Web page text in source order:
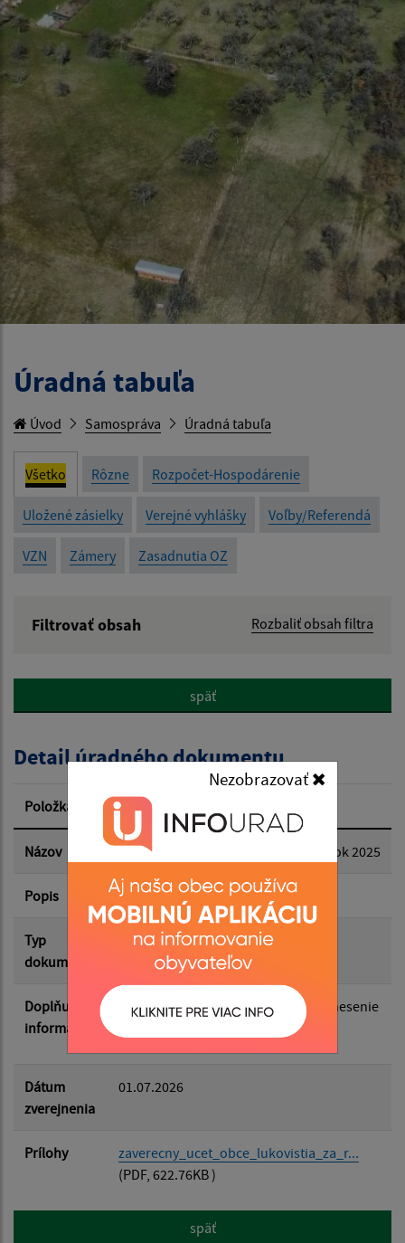
Nezobrazovať
Úradná tabuľa
Úvod Samospráva Úradná tabuľa
Všetko Rôzne Rozpočet-Hospodárenie
Uložené zásielky Verejné vyhlášky Voľby/Referendá
VZN Zámery Zasadnutia OZ
Filtrovať obsah Rozbaliť obsah filtra
Popis:
Dátum zverejnenia od:
Dátum zverejnenia do:
Filtrovať Reset
späť
Detail úradného dokumentu
Položka Informácia
Názov Záverečný účet Obce Lukovištia za rok 2025
Popis OZ č. 4/2026 - 30.06.2026
Typ
dokumentu
Zasadnutia OZ
Doplňujúce
informácie
Schválený dňa 30.06.2026 MOZ - Uznesenie
Dátum
zverejnenia
01.07.2026
Prílohy
zaverecny_ucet_obce_lukovistia_za_r...
(PDF, 622.76KB )
späť